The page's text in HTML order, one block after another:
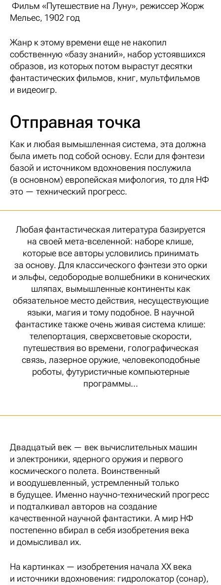
Фильм «Путешествие на Луну», режиссер Жорж
Мельес, 1902 год
Жанр к этому времени еще не накопил
собственную «базу знаний», набор устоявшихся
образов, из которых потом вырастут десятки
фантастических фильмов, книг, мультфильмов
и видеоигр.
Отправная точка
Как и любая вымышленная система, эта должна
была иметь под собой основу. Если для фэнтези
базой и источником вдохновения послужила
(в основном) европейская мифология, то для НФ
это — технический прогресс.
Любая фантастическая литература базируется
на своей мета-вселенной: наборе клише,
которые все авторы условились принимать
за основу. Для классического фэнтези это орки
и эльфы, седобородые волшебники в конических
шляпах, вымышленные континенты как
обязательное место действия, несуществующие
языки, магия и тому подобное. В научной
фантастике также очень живая система клише:
телепортация, сверхсветовые скорости,
путешествия во времени, голографическая
связь, лазерное оружие, человекоподобные
роботы, футуристичные компьютерные
программы...
Двадцатый век — век вычислительных машин
и электроники, ядерного оружия и первого
космического полета. Воинственный
и воодушевленный, устремленный только
в будущее. Именно научно-технический прогресс
и подталкивал авторов на создание
качественной научной фантастики. А мир НФ
постепенно вбирал в себя изобретения века
и домысливал их.
На картинках — изобретения начала XX века
и источники вдохновения: гидролокатор (сонар),